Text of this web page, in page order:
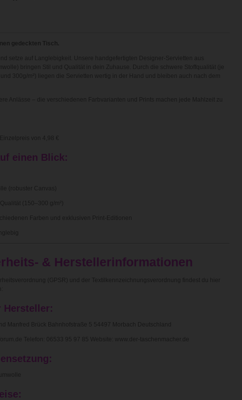
gedeckten Tisch.
setze auf Langlebigkeit. Unsere handgefertigten Designer-Servietten aus
bringen Stil und Qualität in dein Zuhause. Durch die schwere Stoffqualität (je
300g/m²) liegen die Servietten wertig in der Hand und bleiben auch nach dem
Anlässe – die verschiedenen Farbvarianten und Prints machen jede Mahlzeit zu
von 4,98 €
einen Blick:
(robuster Canvas)
(150–300 g/m²)
Farben und exklusiven Print-Editionen
& Herstellerinformationen
(GPSR) und der Textilkennzeichnungsverordnung findest du hier
Hersteller:
Manfred Brück Bahnhofstraße 5 54497 Morbach Deutschland
Telefon: 06533 95 97 85 Website: www.der-taschenmacher.de